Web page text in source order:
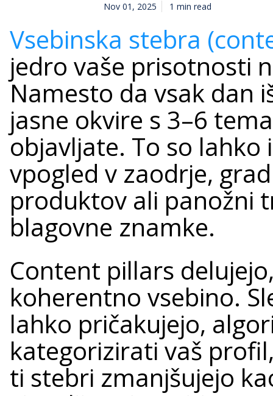
Nov 01, 2025 1 min read
Vsebinska stebra
jedro vaše prisotnosti
Namesto da vsak dan
jasne okvire s 3–6
objavljate. To so lahko
vpogled v zaodrje,
produktov ali panožni
blagovne znamke.
Content pillars
koherentno vsebino.
lahko pričakujejo,
kategorizirati vaš
ti stebri zmanjšujejo